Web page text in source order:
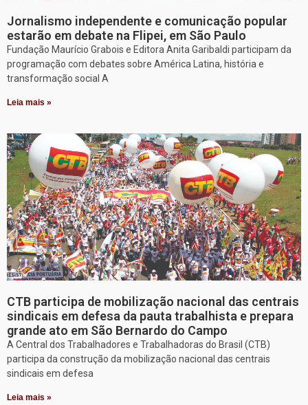
Jornalismo independente e comunicação popular
estarão em debate na Flipei, em São Paulo
Fundação Maurício Grabois e Editora Anita Garibaldi participam da
programação com debates sobre América Latina, história e
transformação social A
Leia mais »
CTB participa de mobilização nacional das centrais
sindicais em defesa da pauta trabalhista e prepara
grande ato em São Bernardo do Campo
A Central dos Trabalhadores e Trabalhadoras do Brasil (CTB)
participa da construção da mobilização nacional das centrais
sindicais em defesa
Leia mais »